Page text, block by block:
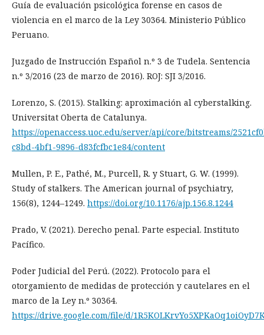
Guía de evaluación psicológica forense en casos de
violencia en el marco de la Ley 30364. Ministerio Público
Peruano.
Juzgado de Instrucción Español n.º 3 de Tudela. Sentencia
n.º 3/2016 (23 de marzo de 2016). ROJ: SJI 3/2016.
Lorenzo, S. (2015). Stalking: aproximación al cyberstalking.
Universitat Oberta de Catalunya.
https://openaccess.uoc.edu/server/api/core/bitstreams/
c8bd-4bf1-9896-d83fcfbc1e84/content
Mullen, P. E., Pathé, M., Purcell, R. y Stuart, G. W. (1999).
Study of stalkers. The American journal of psychiatry,
156(8), 1244–1249. https://doi.org/10.1176/ajp.156.8.1244
Prado, V. (2021). Derecho penal. Parte especial. Instituto
Pacífico.
Poder Judicial del Perú. (2022). Protocolo para el
otorgamiento de medidas de protección y cautelares en el
marco de la Ley n.º 30364.
https://drive.google.com/file/d/